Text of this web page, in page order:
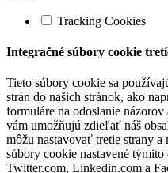
Tracking Cookies
Integračné súbory cookie
Tieto súbory cookie sa
strán do našich stránok, ako
formuláre na odoslanie
vám umožňujú zdieľať náš
môžu nastavovať tretie strany
súbory cookie nastavené
Twitter.com, Linkedin.com a